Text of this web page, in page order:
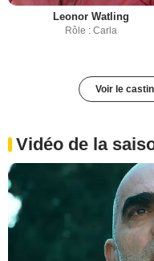
Leonor Watling
Rôle : Carla
Voir le
Vidéo de la